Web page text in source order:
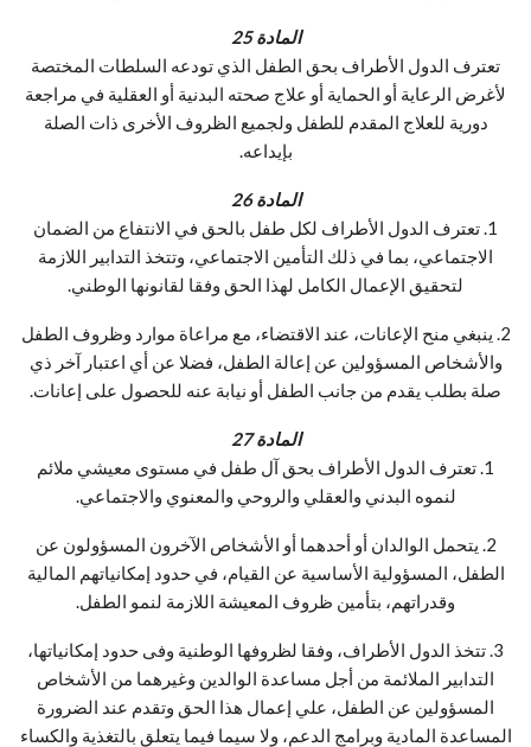
المادة 25
تعترف الدول الأطراف بحق الطفل الذي تودعه السلطات المختصة
لأغرض الرعاية أو الحماية أو علاج صحته البدنية أو العقلية في مراجعة
دورية للعلاج المقدم للطفل ولجميع الظروف الأخرى ذات الصلة
بإيداعه.
المادة 26
1. تعترف الدول الأطراف لكل طفل بالحق في الانتفاع من الضمان
الاجتماعي، بما في ذلك التأمين الاجتماعي، وتتخذ التدابير اللازمة
لتحقيق الإعمال الكامل لهذا الحق وفقا لقانونها الوطني.
2. ينبغي منح الإعانات، عند الاقتضاء، مع مراعاة موارد وظروف الطفل
والأشخاص المسؤولين عن إعالة الطفل، فضلا عن أي اعتبار آخر ذي
صلة بطلب يقدم من جانب الطفل أو نيابة عنه للحصول على إعانات.
المادة 27
1. تعترف الدول الأطراف بحق آل طفل في مستوى معيشي ملائم
لنموه البدني والعقلي والروحي والمعنوي والاجتماعي.
2. يتحمل الوالدان أو أحدهما أو الأشخاص الآخرون المسؤولون عن
الطفل، المسؤولية الأساسية عن القيام، في حدود إمكانياتهم المالية
وقدراتهم، بتأمين ظروف المعيشة اللازمة لنمو الطفل.
3. تتخذ الدول الأطراف، وفقا لظروفها الوطنية وفى حدود إمكانياتها،
التدابير الملائمة من أجل مساعدة الوالدين وغيرهما من الأشخاص
المسؤولين عن الطفل، علي إعمال هذا الحق وتقدم عند الضرورة
المساعدة المادية وبرامج الدعم، ولا سيما فيما يتعلق بالتغذية والكساء